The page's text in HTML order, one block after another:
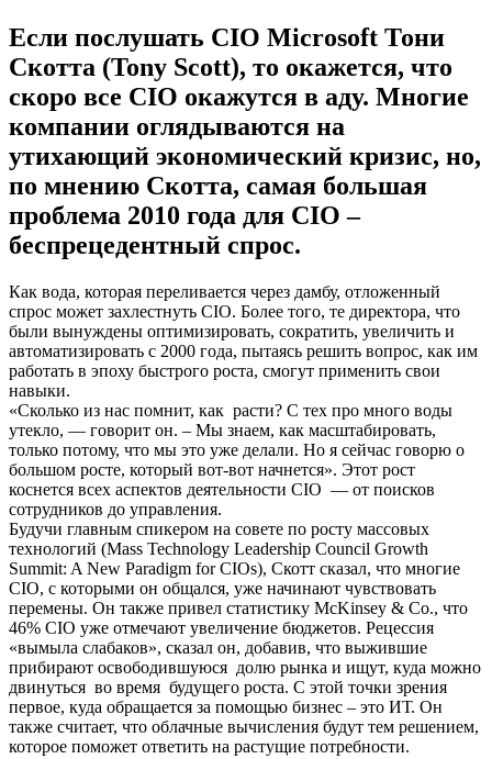
Если послушать CIO Microsoft Тони
Скотта (Tony Scott), то окажется, что
скоро все CIO окажутся в аду. Многие
компании оглядываются на
утихающий экономический кризис, но,
по мнению Скотта, самая большая
проблема 2010 года для CIO –
беспрецедентный спрос.
Как вода, которая переливается через дамбу, отложенный
спрос может захлестнуть CIO. Более того, те директора, что
были вынуждены оптимизировать, сократить, увеличить и
автоматизировать с 2000 года, пытаясь решить вопрос, как им
работать в эпоху быстрого роста, смогут применить свои
навыки.
«Сколько из нас помнит, как расти? С тех про много воды
утекло, — говорит он. – Мы знаем, как масштабировать,
только потому, что мы это уже делали. Но я сейчас говорю о
большом росте, который вот-вот начнется». Этот рост
коснется всех аспектов деятельности CIO — от поисков
сотрудников до управления.
Будучи главным спикером на совете по росту массовых
технологий (Mass Technology Leadership Council Growth
Summit: A New Paradigm for CIOs), Скотт сказал, что многие
CIO, с которыми он общался, уже начинают чувствовать
перемены. Он также привел статистику McKinsey & Co., что
46% CIO уже отмечают увеличение бюджетов. Рецессия
«вымыла слабаков», сказал он, добавив, что выжившие
прибирают освободившуюся долю рынка и ищут, куда можно
двинуться во время будущего роста. С этой точки зрения
первое, куда обращается за помощью бизнес – это ИТ. Он
также считает, что облачные вычисления будут тем решением,
которое поможет ответить на растущие потребности.